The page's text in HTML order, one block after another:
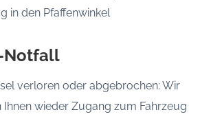
in den Pfaffenwinkel
Notfall
verloren oder abgebrochen: Wir
Ihnen wieder Zugang zum Fahrzeug